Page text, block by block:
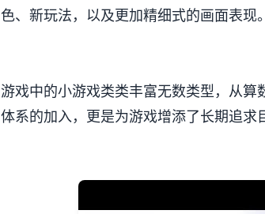
色、新玩法​​，以及更加精细式的画面表现。
游戏中的小游戏类类丰富无数类型，从
体系的加入​​，更是为游戏增添了长期追求